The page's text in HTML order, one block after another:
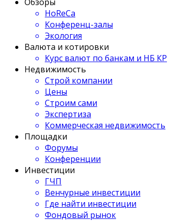
HoReCa
Конференц-залы
Экология
Валюта и котировки
Курс валют по банкам и НБ КР
Недвижимость
Строй компании
Цены
Строим сами
Экспертиза
Коммерческая недвижимость
Площадки
Форумы
Конференции
Инвестиции
ГЧП
Венчурные инвестиции
Где найти инвестиции
Фондовый рынок